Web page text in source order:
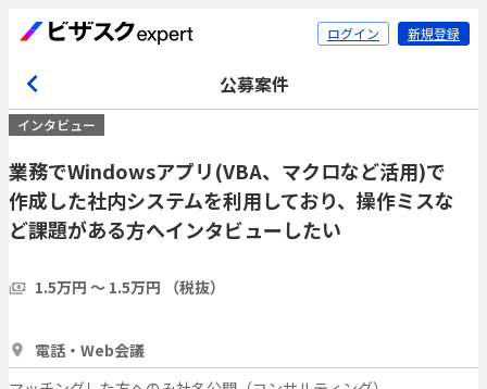
ログイン 新規登録
公募案件
インタビュー
業務でWindowsアプリ(VBA、マクロなど活用)で
作成した社内システムを利用しており、操作ミスな
ど課題がある方へインタビューしたい
1.5万円 〜 1.5万円 （税抜）
電話・Web会議